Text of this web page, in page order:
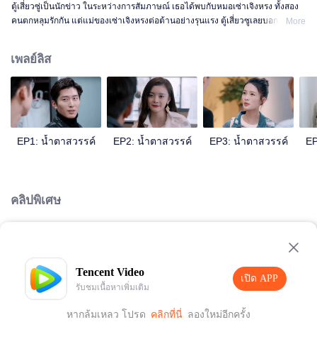
Tencent Video
รับชมเนื้อหาเพิ่มเติม
เปิด APP
หากล้มเหลว โปรด คลิกที่นี่ ลองใหม่อีกครั้ง
เปิด APP
ตู้เสี่ยวซู่เป็นนักข่าว ในระหว่างการสัมภาษณ์ เธอได้พบกับหมอเซ่าเจิงหรง ทั้งสอง
คนตกหลุมรักกัน แต่แม่ของเซ่าเจิงหรงต่อต้านอย่างรุนแรง ตู้เสี่ยวซูเลยบอกเลิกกัน
โรงพยาบาลเพราะความอ่อนเพลีย ทั้งหมดนี้ เหลยอวี่เจิง เพื่อนของเซ่าเจิงหรงเห็น
ได้หมดแล้วแอบช่วยเธอไปเรื่อยๆ หลังจากเรื่องหลายๆ อย่างผ่านไป ตู้เสี่ยวซู่กับเหล
ยอวี่เจิงก็ได้ขจัดความเข้าใจผิดและอคติระหว่างทั้งสองด้วย
More
เพลย์ลิส
EP1: น้ำตาสวรรค์ EP2: น้ำตาสวรรค์ EP3: น้ำตาสวรรค์
คลิปพิเศษ